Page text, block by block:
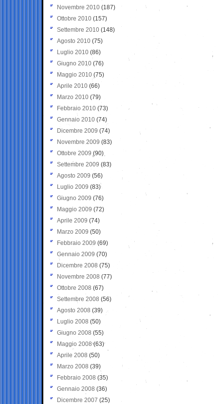
Novembre 2010 (187)
Ottobre 2010 (157)
Settembre 2010 (148)
Agosto 2010 (75)
Luglio 2010 (86)
Giugno 2010 (76)
Maggio 2010 (75)
Aprile 2010 (66)
Marzo 2010 (79)
Febbraio 2010 (73)
Gennaio 2010 (74)
Dicembre 2009 (74)
Novembre 2009 (83)
Ottobre 2009 (90)
Settembre 2009 (83)
Agosto 2009 (56)
Luglio 2009 (83)
Giugno 2009 (76)
Maggio 2009 (72)
Aprile 2009 (74)
Marzo 2009 (50)
Febbraio 2009 (69)
Gennaio 2009 (70)
Dicembre 2008 (75)
Novembre 2008 (77)
Ottobre 2008 (67)
Settembre 2008 (56)
Agosto 2008 (39)
Luglio 2008 (50)
Giugno 2008 (55)
Maggio 2008(63)
Aprile 2008 (50)
Marzo 2008 (39)
Febbraio 2008 (35)
Gennaio 2008 (36)
Dicembre 2007 (25)